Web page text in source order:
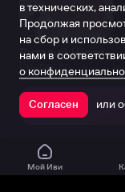
Виталий Шляппо
Продюсер
Мой Иви
в технических,
Продолжая
на сбор и
нами в
о
Согласен или